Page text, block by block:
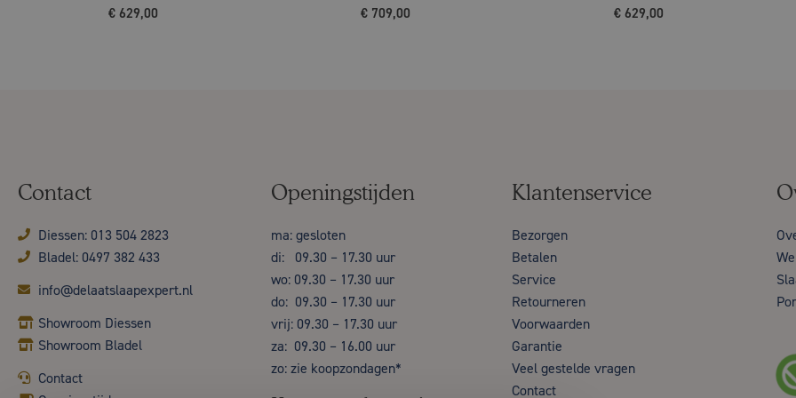
€ 629,00 € 709,00 €629,00
Contact
Diessen: 013 504 2823
Bladel: 0497 382 433
info@delaatslaapexpert.nl
Showroom Diessen
Showroom Bladel
Contact
Openingstijden
ma: gesloten
di: 09.30 – 17.30 uur
wo: 09.30 – 17.30 uur
do: 09.30 – 17.30 uur
vrij: 09.30 – 17.30 uur
za: 09.30 – 16.00 uur
zo: zie koopzondagen*
Klantenservice
Bezorgen
Betalen
Service
Retourneren
Voorwaarden
Garantie
Veel gestelde vragen
Contact